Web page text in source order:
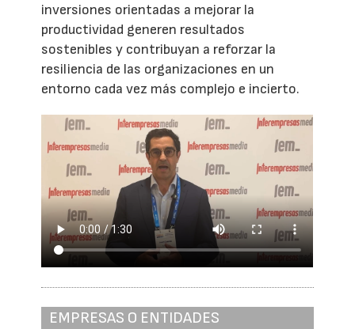
inversiones orientadas a mejorar la
productividad generen resultados
sostenibles y contribuyan a reforzar la
resiliencia de las organizaciones en un
entorno cada vez más complejo e incierto.
EMPRESAS O ENTIDADES